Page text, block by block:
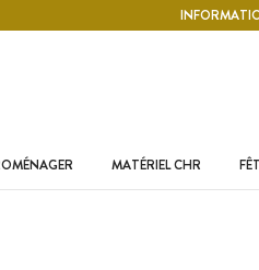
MATÉRIEL CHR